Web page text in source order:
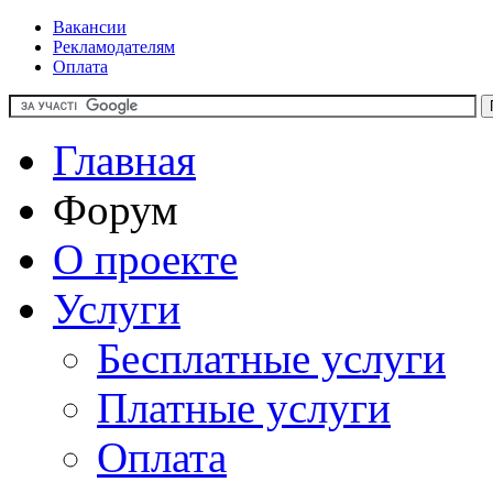
Вакансии
Рекламодателям
Оплата
Главная
Форум
О проекте
Услуги
Бесплатные услуги
Платные услуги
Оплата